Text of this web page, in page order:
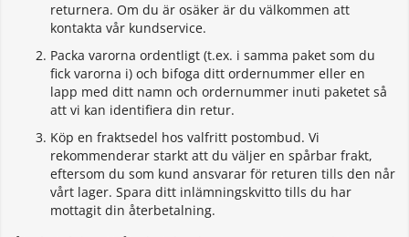
returnera. Om du är osäker är du välkommen att
kontakta vår kundservice.
Packa varorna ordentligt (t.ex. i samma paket som du
fick varorna i) och bifoga ditt ordernummer eller en
lapp med ditt namn och ordernummer inuti paketet så
att vi kan identifiera din retur.
Köp en fraktsedel hos valfritt postombud. Vi
rekommenderar starkt att du väljer en spårbar frakt,
eftersom du som kund ansvarar för returen tills den når
vårt lager. Spara ditt inlämningskvitto tills du har
mottagit din återbetalning.